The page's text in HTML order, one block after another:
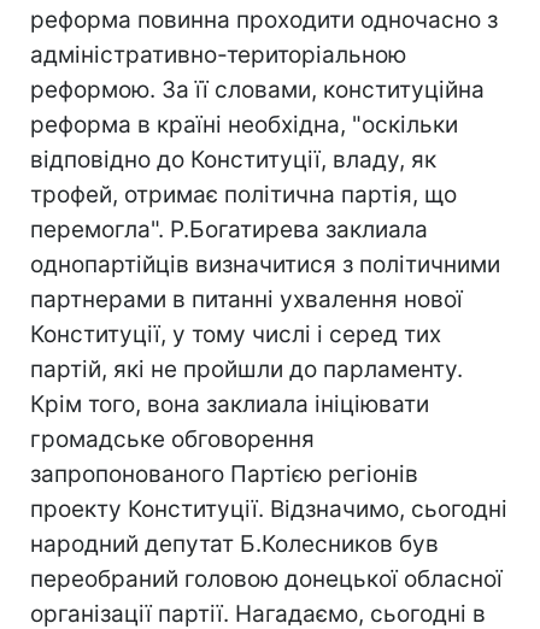
реформа повинна проходити одночасно з
адміністративно-територіальною
реформою. За її словами, конституційна
реформа в країні необхідна, "оскільки
відповідно до Конституції, владу, як
трофей, отримає політична партія, що
перемогла". Р.Богатирева заклиала
однопартійців визначитися з політичними
партнерами в питанні ухвалення нової
Конституції, у тому числі і серед тих
партій, які не пройшли до парламенту.
Крім того, вона заклиала ініціювати
громадське обговорення
запропонованого Партією регіонів
проекту Конституції. Відзначимо, сьогодні
народний депутат Б.Колесников був
переобраний головою донецької обласної
організації партії. Нагадаємо, сьогодні в